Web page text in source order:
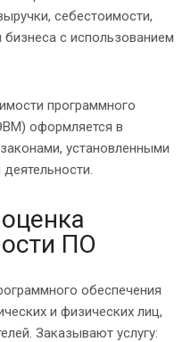
себестоимости,
бизнеса с использованием
программного
оформляется в
установленными
ПО
обеспечения
и физических лиц,
Заказывают услугу: